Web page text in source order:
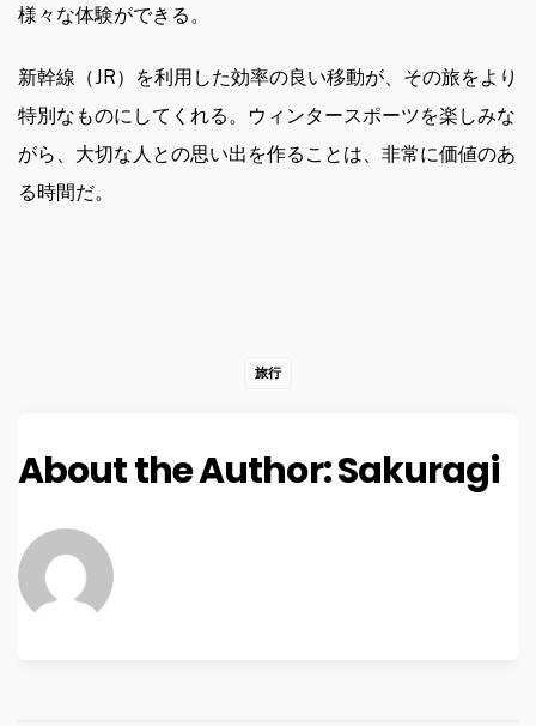
様々な体験ができる。
新幹線（JR）を利用した効率の良い移動が、その旅をより
特別なものにしてくれる。ウィンタースポーツを楽しみな
がら、大切な人との思い出を作ることは、非常に価値のあ
る時間だ。
旅行
About the Author:Sakuragi